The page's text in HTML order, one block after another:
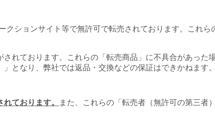
ションサイト等で無許可で転売されております。これ
れております。これらの「転売商品」に不具合があった
となり、弊社では返品・交換などの保証はできかねます。
ております。
また、これらの「転売者（無許可の第三者